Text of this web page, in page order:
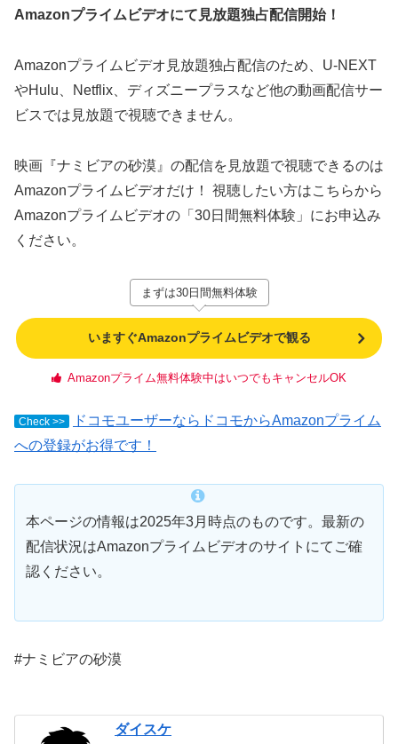
Amazonプライムビデオにて見放題独占配信開始！
Amazonプライムビデオ見放題独占配信のため、U-NEXT
やHulu、Netflix、ディズニープラスなど他の動画配信サー
ビスでは見放題で視聴できません。
映画『ナミビアの砂漠』の配信を見放題で視聴できるのは
Amazonプライムビデオだけ！ 視聴したい方はこちらから
Amazonプライムビデオの「30日間無料体験」にお申込み
ください。
まずは30日間無料体験
いますぐAmazonプライムビデオで観る
Amazonプライム無料体験中はいつでもキャンセルOK
Check >>
ドコモユーザーならドコモからAmazonプライム
への登録がお得です！
本ページの情報は2025年3月時点のものです。最新の
配信状況はAmazonプライムビデオのサイトにてご確
認ください。
#ナミビアの砂漠
ダイスケ